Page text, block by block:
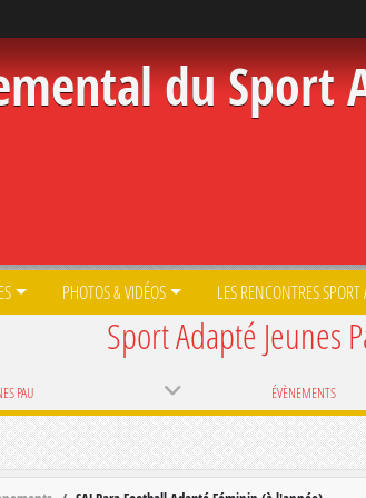
du Sport
PHOTOS & VIDÉOS LES RENCONTRES SPORT
Sport Adapté Jeunes
PAU ÉVÈNEMENTS